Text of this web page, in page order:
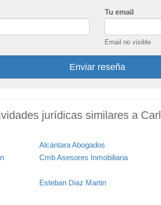
Tu email
Email no visible
Enviar reseña
jurídicas similares a
Alcántara Abogados
Cmb Asesores Inmobiliaria
Esteban Diaz Martin